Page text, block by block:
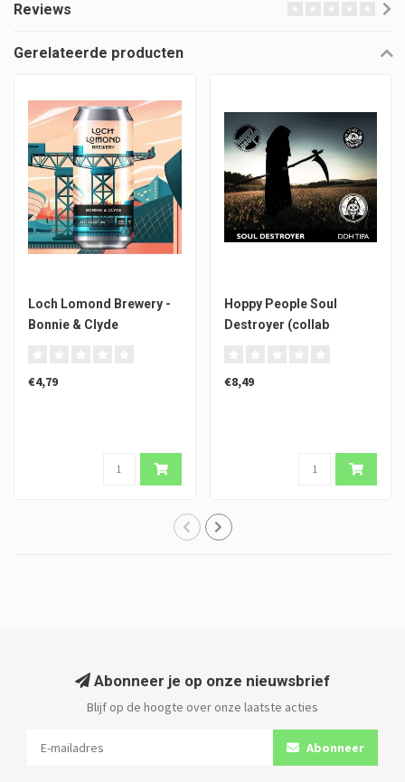
Reviews
Gerelateerde producten
Loch Lomond Brewery -
Bonnie & Clyde
€4,79
Hoppy People Soul
Destroyer (collab
€8,49
Abonneer je op onze nieuwsbrief
Blijf op de hoogte over onze laatste acties
Abonneer